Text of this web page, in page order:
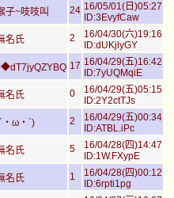
子~吱吱叫 24 16/05/01(日)05:27
ID:3EvyfCaw
名氏 2
16/04/30(六)19:16
ID:dUKjlyGY
17 16/04/29(五)16:42
ID:7yUQMqiE
名氏 0
16/04/29(五)05:15
ID:2Y2ctTJs
・ω・`) 2
16/04/29(五)00:34
ID:ATBL.iPc
名氏 5
16/04/28(四)14:47
ID:1W.FXypE
名氏 1
16/04/28(四)00:12
ID:6rpti1pg